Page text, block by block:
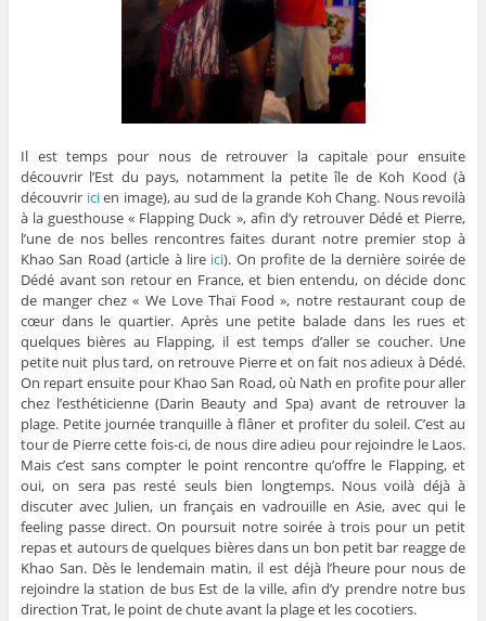
Il est temps pour nous de retrouver la capitale pour ensuite
découvrir l’Est du pays, notamment la petite île de Koh Kood (à
découvrir icien image), au sud de la grande Koh Chang. Nous revoilà
à la guesthouse « Flapping Duck », afin d’y retrouver Dédé et Pierre,
l’une de nos belles rencontres faites durant notre premier stop à
Khao San Road (article à lire ici). On profite de la dernière soirée de
Dédé avant son retour en France, et bien entendu, on décide donc
de manger chez « We Love Thaï Food », notre restaurant coup de
cœur dans le quartier. Après une petite balade dans les rues et
quelques bières au Flapping, il est temps d’aller se coucher. Une
petite nuit plus tard, on retrouve Pierre et on fait nos adieux à Dédé.
On repart ensuite pour Khao San Road, où Nath en profite pour aller
chez l’esthéticienne (Darin Beauty and Spa) avant de retrouver la
plage. Petite journée tranquille à flâner et profiter du soleil. C’est au
tour de Pierre cette fois-ci, de nous dire adieu pour rejoindre le Laos.
Mais c’est sans compter le point rencontre qu’offre le Flapping, et
oui, on sera pas resté seuls bien longtemps. Nous voilà déjà à
discuter avec Julien, un français en vadrouille en Asie, avec qui le
feeling passe direct. On poursuit notre soirée à trois pour un petit
repas et autours de quelques bières dans un bon petit bar reagge de
Khao San. Dès le lendemain matin, il est déjà l’heure pour nous de
rejoindre la station de bus Est de la ville, afin d’y prendre notre bus
direction Trat, le point de chute avant la plage et les cocotiers.